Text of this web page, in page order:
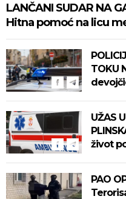
LANČANI SUDAR NA
Hitna pomoć na licu
TOKU
UŽAS
život
PAO